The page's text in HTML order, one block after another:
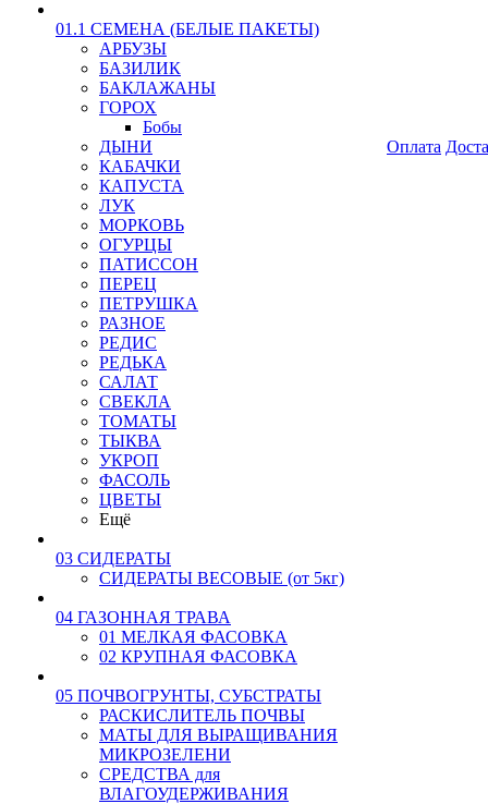
01.1 СЕМЕНА (БЕЛЫЕ ПАКЕТЫ)
АРБУЗЫ
БАЗИЛИК
БАКЛАЖАНЫ
ГОРОХ
Бобы
ДЫНИ
КАБАЧКИ
КАПУСТА
ЛУК
МОРКОВЬ
ОГУРЦЫ
ПАТИССОН
ПЕРЕЦ
ПЕТРУШКА
РАЗНОЕ
РЕДИС
РЕДЬКА
САЛАТ
СВЕКЛА
ТОМАТЫ
ТЫКВА
УКРОП
ФАСОЛЬ
ЦВЕТЫ
Ещё
03 СИДЕРАТЫ
СИДЕРАТЫ ВЕСОВЫЕ (от 5кг)
04 ГАЗОННАЯ ТРАВА
01 МЕЛКАЯ ФАСОВКА
02 КРУПНАЯ ФАСОВКА
05 ПОЧВОГРУНТЫ, СУБСТРАТЫ
РАСКИСЛИТЕЛЬ ПОЧВЫ
МАТЫ ДЛЯ ВЫРАЩИВАНИЯ
МИКРОЗЕЛЕНИ
СРЕДСТВА для
ВЛАГОУДЕРЖИВАНИЯ
Оплата